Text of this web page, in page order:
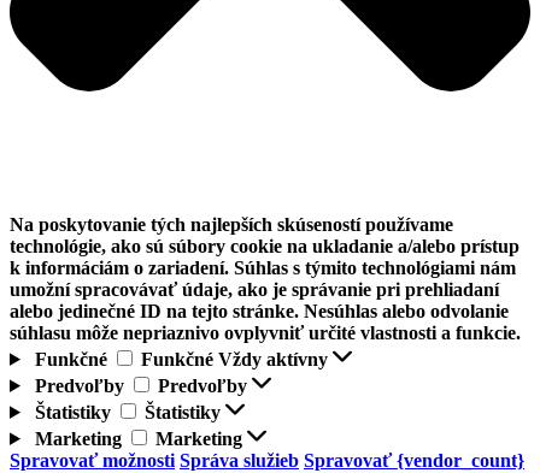
Na poskytovanie tých najlepších skúseností používame
technológie, ako sú súbory cookie na ukladanie a/alebo prístup
k informáciám o zariadení. Súhlas s týmito technológiami nám
umožní spracovávať údaje, ako je správanie pri prehliadaní
alebo jedinečné ID na tejto stránke. Nesúhlas alebo odvolanie
súhlasu môže nepriaznivo ovplyvniť určité vlastnosti a funkcie.
Funkčné
Funkčné Vždy aktívny
Predvoľby
Predvoľby
Štatistiky
Štatistiky
Marketing
Marketing
Spravovať možnosti Správa služieb Spravovať {vendor_count}